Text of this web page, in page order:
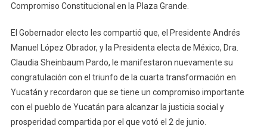
Compromiso Constitucional en la Plaza Grande.
El Gobernador electo les compartió que, el Presidente Andrés
Manuel López Obrador, y la Presidenta electa de México, Dra.
Claudia Sheinbaum Pardo, le manifestaron nuevamente su
congratulación con el triunfo de la cuarta transformación en
Yucatán y recordaron que se tiene un compromiso importante
con el pueblo de Yucatán para alcanzar la justicia social y
prosperidad compartida por el que votó el 2 de junio.